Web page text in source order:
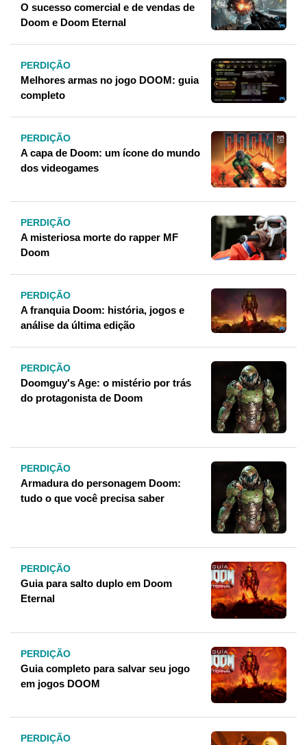
O sucesso comercial e de vendas de
Doom e Doom Eternal
PERDIÇÃO
Melhores armas no jogo DOOM: guia
completo
PERDIÇÃO
A capa de Doom: um ícone do mundo
dos videogames
PERDIÇÃO
A misteriosa morte do rapper MF
Doom
PERDIÇÃO
A franquia Doom: história, jogos e
análise da última edição
PERDIÇÃO
Doomguy's Age: o mistério por trás
do protagonista de Doom
PERDIÇÃO
Armadura do personagem Doom:
tudo o que você precisa saber
PERDIÇÃO
Guia para salto duplo em Doom
Eternal
PERDIÇÃO
Guia completo para salvar seu jogo
em jogos DOOM
PERDIÇÃO